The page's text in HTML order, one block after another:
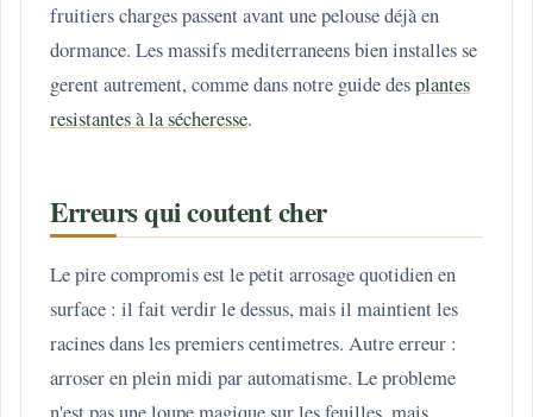
fruitiers charges passent avant une pelouse déjà en
dormance. Les massifs mediterraneens bien installes se
gerent autrement, comme dans notre guide desplantes
resistantes à la sécheresse.
Erreurs qui coutent cher
Le pire compromis est le petit arrosage quotidien en
surface : il fait verdir le dessus, mais il maintient les
racines dans les premiers centimetres. Autre erreur :
arroser en plein midi par automatisme. Le probleme